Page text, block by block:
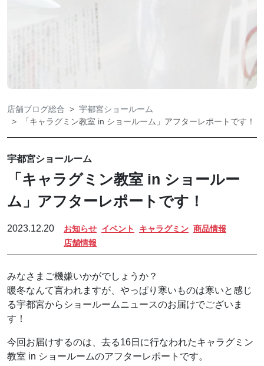
店舗ブログ総合
宇都宮ショールーム
「キャラグミン教室 in ショールーム」アフターレポートです！
宇都宮ショールーム
「キャラグミン教室 in ショールー
ム」アフターレポートです！
2023.12.20 お知らせ イベント キャラグミン 商品情報
店舗情報
みなさまご機嫌いかがでしょうか？
暖冬なんて言われますが、やっぱり寒いものは寒いと感じ
る宇都宮からショールームニュースのお届けでございま
す！
今回お届けするのは、去る16日に行なわれたキャラグミン
教室 in ショールームのアフターレポートです。